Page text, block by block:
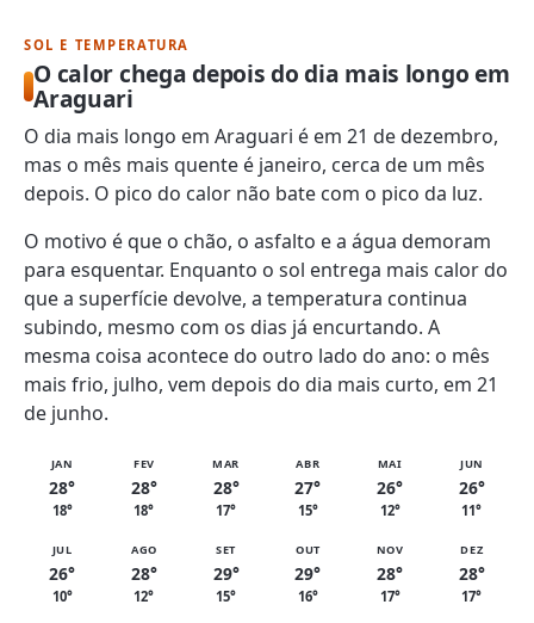
SOL E TEMPERATURA
O calor chega depois do dia mais longo em
Araguari
O dia mais longo em Araguari é em 21 de dezembro,
mas o mês mais quente é janeiro, cerca de um mês
depois. O pico do calor não bate com o pico da luz.
O motivo é que o chão, o asfalto e a água demoram
para esquentar. Enquanto o sol entrega mais calor do
que a superfície devolve, a temperatura continua
subindo, mesmo com os dias já encurtando. A
mesma coisa acontece do outro lado do ano: o mês
mais frio, julho, vem depois do dia mais curto, em 21
de junho.
JAN
28°
18°
FEV
28°
18°
MAR
28°
17°
ABR
27°
15°
MAI
26°
12°
JUN
26°
11°
JUL
26°
10°
AGO
28°
12°
SET
29°
15°
OUT
29°
16°
NOV
28°
17°
DEZ
28°
17°